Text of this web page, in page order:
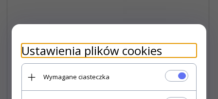
hatchback/kombi
159,90
Ustawienia plików cookies
Wymagane ciasteczka